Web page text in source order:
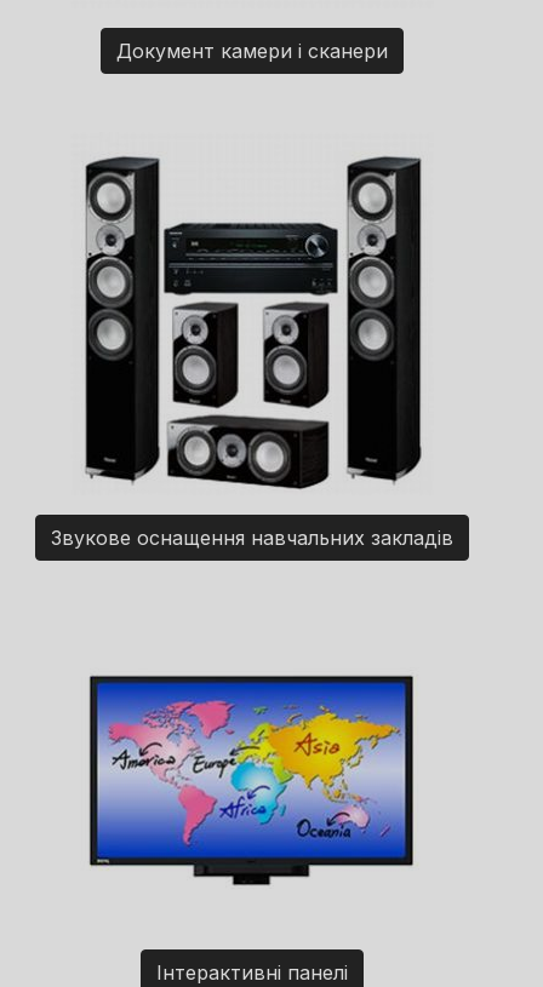
Документ камери і сканери
Звукове оснащення навчальних закладів
Інтерактивні панелі